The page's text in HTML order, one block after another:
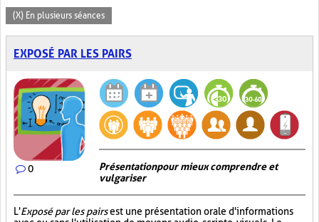
(X) En plusieurs séances
EXPOSÉ PAR LES PAIRS
0
Présentation pour mieux comprendre et
vulgariser
L'Exposé par les pairsest une présentation orale d'informations